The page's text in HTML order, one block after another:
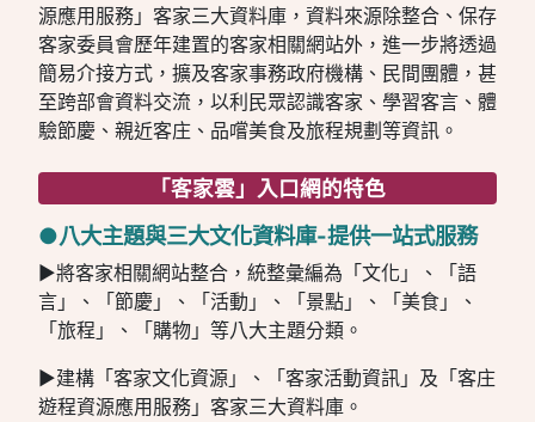
源應用服務」客家三大資料庫，資料來源除整合、保存
客家委員會歷年建置的客家相關網站外，進一步將透過
簡易介接方式，擴及客家事務政府機構、民間團體，甚
至跨部會資料交流，以利民眾認識客家、學習客言、體
驗節慶、親近客庄、品嚐美食及旅程規劃等資訊。
「客家雲」入口網的特色
●八大主題與三大文化資料庫-提供一站式服務
►將客家相關網站整合，統整彙編為「文化」、「語
言」、「節慶」、「活動」、「景點」、「美食」、
「旅程」、「購物」等八大主題分類。
►建構「客家文化資源」、「客家活動資訊」及「客庄
遊程資源應用服務」客家三大資料庫。